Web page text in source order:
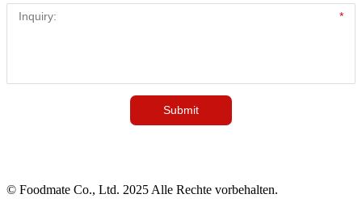
© Foodmate Co., Ltd. 2025 Alle Rechte vorbehalten.